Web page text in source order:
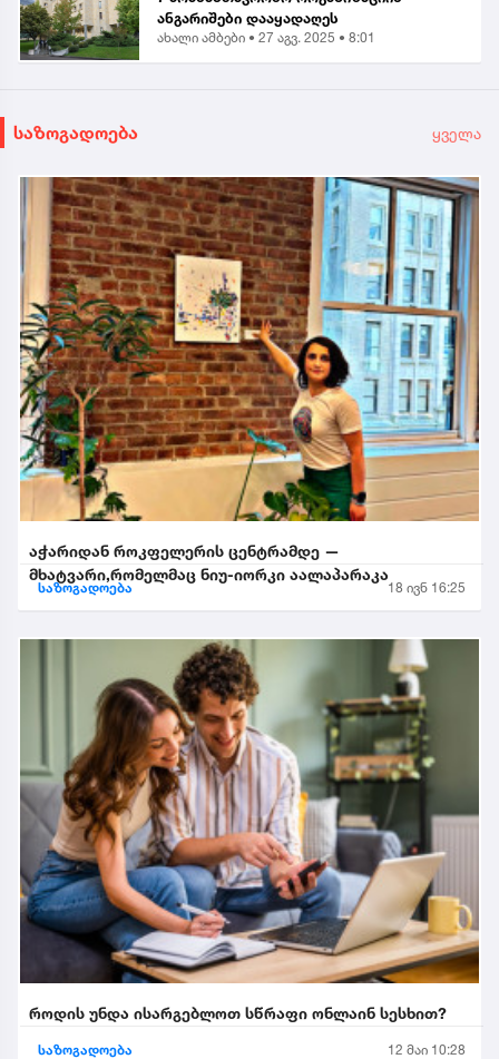
ანგარიშები დააყადაღეს
ახალი ამბები • 27 აგვ. 2025 • 8:01
საზოგადოება ყველა
აჭარიდან როკფელერის ცენტრამდე —
მხატვარი,რომელმაც ნიუ-იორკი აალაპარაკა
საზოგადოება 18 ივნ 16:25
როდის უნდა ისარგებლოთ სწრაფი ონლაინ სესხით?
საზოგადოება 12 მაი 10:28